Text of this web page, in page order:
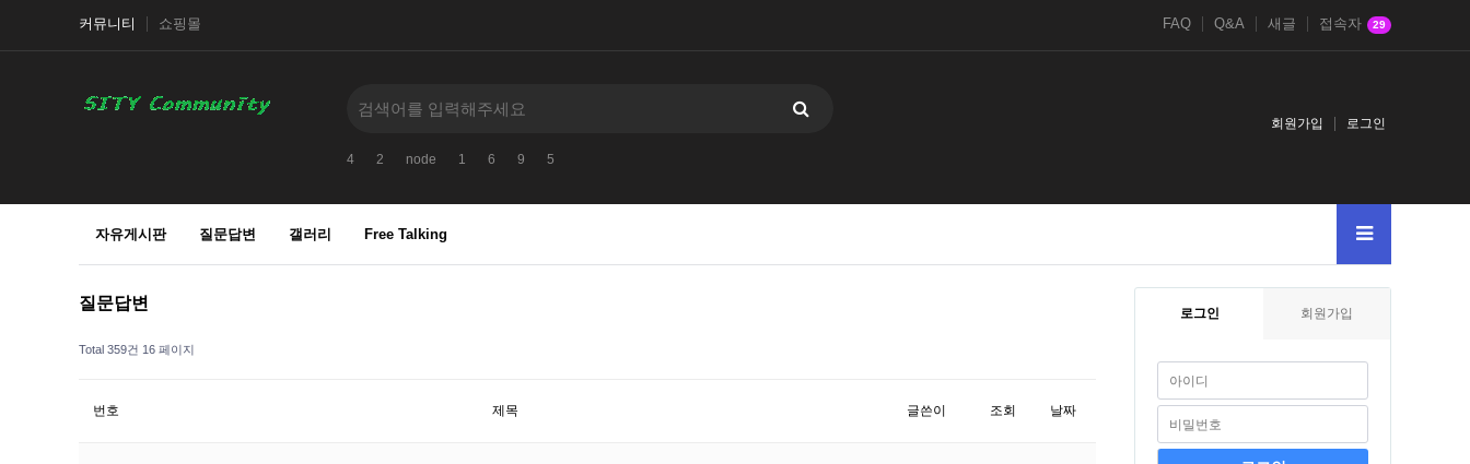
커뮤니티 쇼핑몰 FAQ Q&A 새글 접속자 29
4 2 node 1 6 9 5
회원가입 로그인
자유게시판 질문답변 갤러리 Free Talking
질문답변
Total 359건 16 페이지
번호 제목 글쓴이 조회 날짜
로그인 회원가입